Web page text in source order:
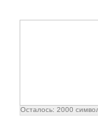
Осталось: 2000